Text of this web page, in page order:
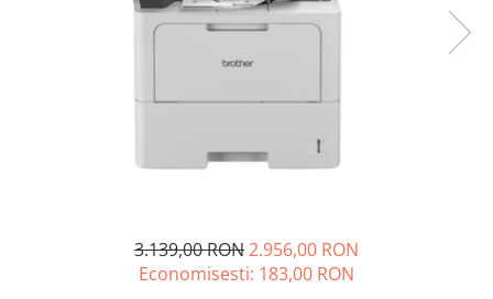
Capete imprimare
Consumabile imprimanta
Cartuse compatibile3.139,00 RON2.956,00 RON
Economisesti: 183,00 RON